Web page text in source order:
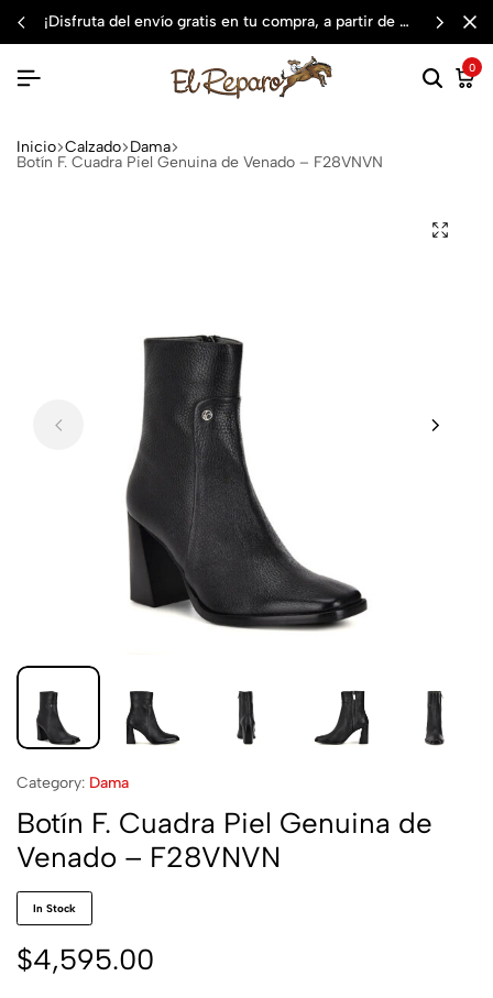
¡disfruta del envío gratis en tu compra, a partir de $3,000 mxn
0
Inicio Calzado Dama
Botín F. Cuadra Piel Genuina de Venado – F28VNVN
Category: Dama
Botín F. Cuadra Piel Genuina de
Venado – F28VNVN
In Stock
$4,595.00